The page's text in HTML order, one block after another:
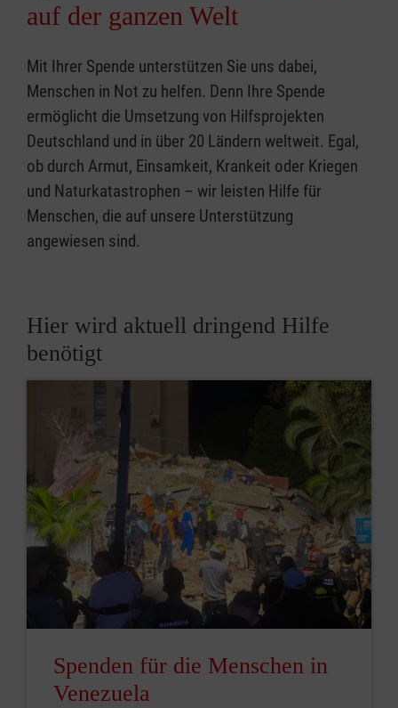
auf der ganzen Welt
Mit Ihrer Spende unterstützen Sie uns dabei,
Menschen in Not zu helfen. Denn Ihre Spende
ermöglicht die Umsetzung von Hilfsprojekten
Deutschland und in über 20 Ländern weltweit. Egal,
ob durch Armut, Einsamkeit, Krankeit oder Kriegen
und Naturkatastrophen – wir leisten Hilfe für
Menschen, die auf unsere Unterstützung
angewiesen sind.
Hier wird aktuell dringend Hilfe
benötigt
Spenden für die Menschen in
Venezuela